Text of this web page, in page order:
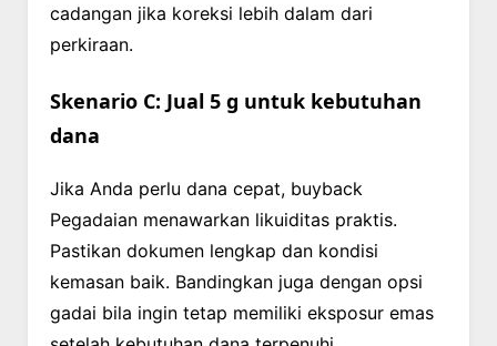
cadangan jika koreksi lebih dalam dari
perkiraan.
Skenario C: Jual 5 g untuk kebutuhan
dana
Jika Anda perlu dana cepat, buyback
Pegadaian menawarkan likuiditas praktis.
Pastikan dokumen lengkap dan kondisi
kemasan baik. Bandingkan juga dengan opsi
gadai bila ingin tetap memiliki eksposur emas